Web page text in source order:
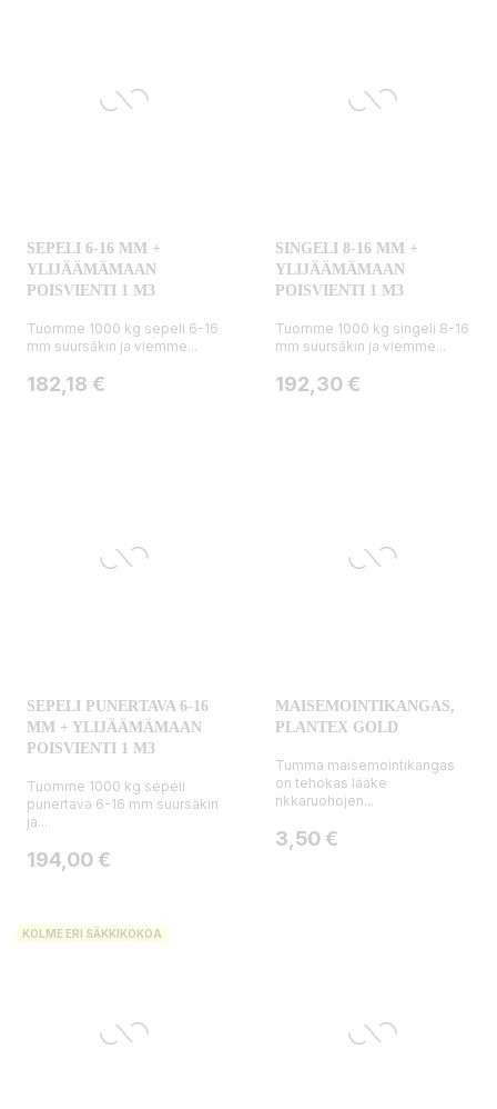
SEPELI 6-16 MM +
YLIJÄÄMÄMAAN
POISVIENTI 1 M3
Tuomme 1000 kg sepeli 6-16
mm suursäkin ja viemme...
Hinta
182,18 €
SINGELI 8-16 MM +
YLIJÄÄMÄMAAN
POISVIENTI 1 M3
Tuomme 1000 kg singeli 8-16
mm suursäkin ja viemme...
Hinta
192,30 €
SEPELI PUNERTAVA 6-16
MM + YLIJÄÄMÄMAAN
POISVIENTI 1 M3
Tuomme 1000 kg sepeli
punertava 6-16 mm suursäkin
ja...
Hinta
194,00 €
MAISEMOINTIKANGAS,
PLANTEX GOLD
Tumma maisemointikangas
on tehokas lääke
rikkaruohojen...
Hinta
3,50 €
KOLME ERI SÄKKIKOKOA